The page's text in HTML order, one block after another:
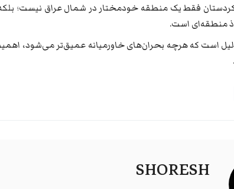
کردستان فقط یک منطقه خودمختار در شمال عراق نیست؛
منطقه‌ای است.
است که هرچه بحران‌های خاورمیانه عمیق‌تر می‌شود،
SHORESH